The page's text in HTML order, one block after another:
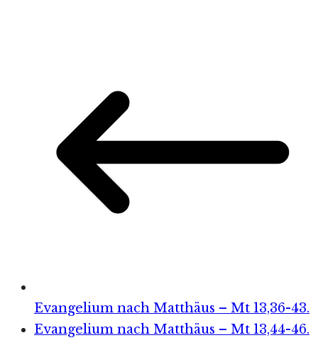
Evangelium nach Matthäus – Mt 13,36-43.
Evangelium nach Matthäus – Mt 13,44-46.